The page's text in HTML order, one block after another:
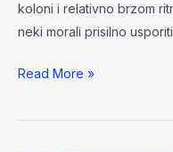
koloni i relativno brzom
neki morali prisilno
Read More »